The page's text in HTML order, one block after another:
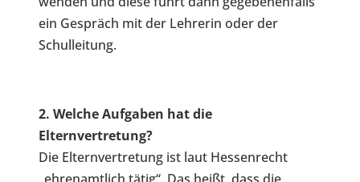
ein Gespräch mit der Lehrerin oder der
Schulleitung.
2. Welche Aufgaben hat die
Elternvertretung?
Die Elternvertretung ist laut Hessenrecht